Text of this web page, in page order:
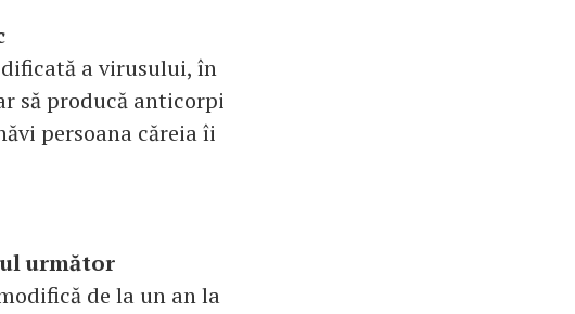
a virusului, în
să producă anticorpi
persoana căreia îi
următor
de la un an la